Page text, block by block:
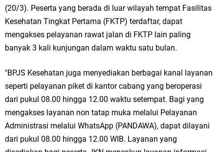
Selamat Tahun Baru Islam 1 Muharram 1448 H: Pesan Hijrah Drs. H.
Husnul Aqib, M.M. untuk Negeri
Menuju Indonesia Emas 2045
Reses Anggota DPRD Jabar M. Rizky di Desa Cibitung Wetan: Serap
Aspirasi Petani dan Warga
(20/3). Peserta yang berada di luar wilayah tempat Fasilitas
Kesehatan Tingkat Pertama (FKTP) terdaftar, dapat
mengakses pelayanan rawat jalan di FKTP lain paling
banyak 3 kali kunjungan dalam waktu satu bulan.
"BPJS Kesehatan juga menyediakan berbagai kanal layanan
seperti pelayanan piket di kantor cabang yang beroperasi
dari pukul 08.00 hingga 12.00 waktu setempat. Bagi yang
mengakses layanan non tatap muka melalui Pelayanan
Administrasi melalui WhatsApp (PANDAWA), dapat dilayani
dari pukul 08.00 hingga 12.00 WIB. Layanan yang